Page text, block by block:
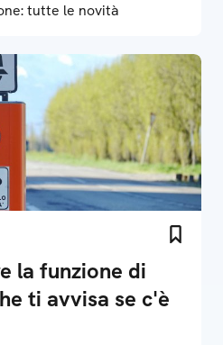
tutte le novità
la funzione di
ti avvisa se c'è